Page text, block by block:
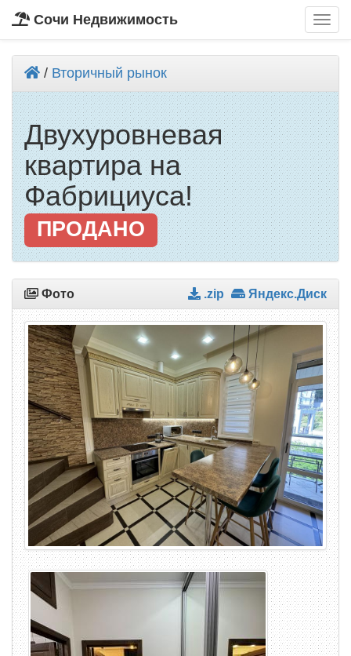
Сочи Недвижимость
/ Вторичный рынок
Двухуровневая
квартира на
Фабрициуса!
ПРОДАНО
Фото .zip Яндекс.Диск